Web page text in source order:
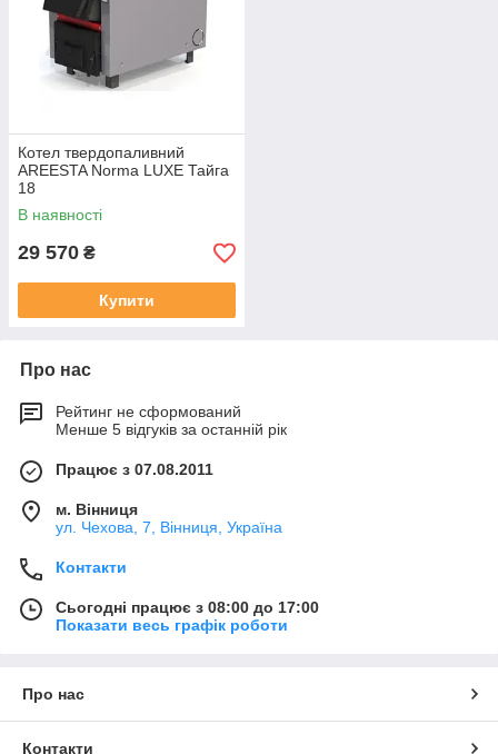
Котел твердопаливний
AREESTA Norma LUXE Тайга
18
В наявності
29 570 ₴
Купити
Про нас
Рейтинг не сформований
Менше 5 відгуків за останній рік
Працює з 07.08.2011
м. Вінниця
ул. Чехова, 7, Вінниця, Україна
Контакти
Сьогодні працює з 08:00 до 17:00
Показати весь графік роботи
Про нас
Контакти